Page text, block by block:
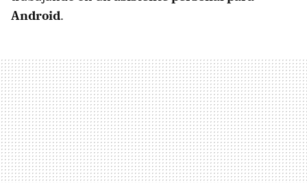
Android.